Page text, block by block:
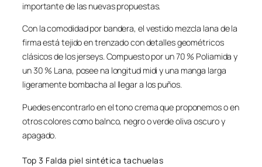
importante de las nuevas propuestas.
Con la comodidad por bandera, el vestido mezcla lana de la
firma está tejido en trenzado con detalles geométricos
clásicos de los jerseys. Compuesto por un 70 % Poliamida y
un 30 % Lana, posee na longitud midi y una manga larga
ligeramente bombacha al llegar a los puños.
Puedes encontrarlo en el tono crema que proponemos o en
otros colores como balnco, negro o verde oliva oscuro y
apagado.
Top 3 Falda piel sintética tachuelas